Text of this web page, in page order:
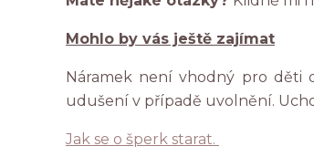
Mohlo by vás ještě zajímat
Náramek není vhodný pro děti
udušení v případě uvolnění.
Jak se o šperk starat.